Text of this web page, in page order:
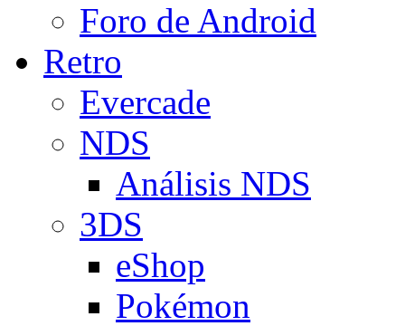
Foro de Android
Retro
Evercade
NDS
Análisis NDS
3DS
eShop
Pokémon